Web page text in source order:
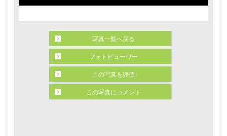
写真一覧へ戻る
フォトビューワー
この写真を評価
この写真にコメント